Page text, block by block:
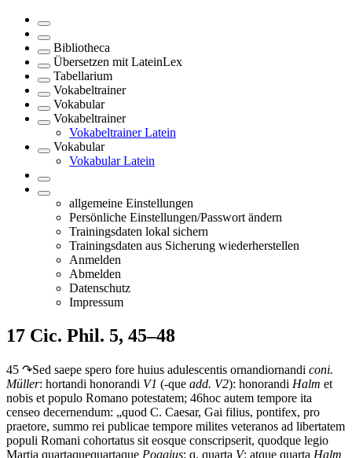
Bibliotheca
Übersetzen mit LateinLex
Tabellarium
Vokabeltrainer
Vokabular
Vokabeltrainer
Vokabeltrainer Latein
Vokabular
Vokabular Latein
allgemeine Einstellungen
Persönliche Einstellungen/Passwort ändern
Trainingsdaten lokal sichern
Trainingsdaten aus Sicherung wiederherstellen
Anmelden
Abmelden
Datenschutz
Impressum
17 Cic. Phil. 5, 45–48
45 ↷Sed saepe spero fore huius adulescentis ornandiornandi coni.
Müller: hortandi honorandi V1 (-que add. V2): honorandi Halm et
nobis et populo Romano potestatem; 46hoc autem tempore ita
censeo decernendum: „quod C. Caesar, Gai filius, pontifex, pro
praetore, summo rei publicae tempore milites veteranos ad libertatem
populi Romani cohortatus sit eosque conscripserit, quodque legio
Martia quartaquequartaque Poggius: q. quarta V: atque quarta Halm